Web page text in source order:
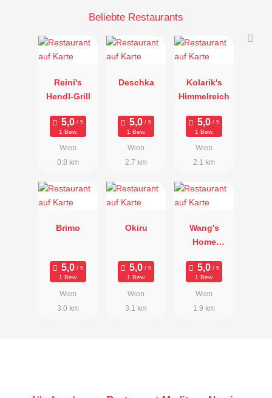
Beliebte Restaurants
Reini's
Hendl-Grill
1 Bew.
Wien
0.8 km
Deschka
1 Bew.
Wien
2.7 km
Kolarik's
Himmelreich
1 Bew.
Wien
2.1 km
Brimo
1 Bew.
Wien
3.0 km
Okiru
1 Bew.
Wien
3.1 km
Wang's
Home
1 Bew.
Wien
1.9 km